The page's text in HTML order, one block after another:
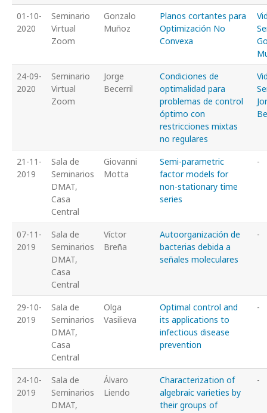
01-10-
2020
Seminario
Virtual
Zoom
Gonzalo
Muñoz
Planos cortantes para
Optimización No
Convexa
24-09-
2020
Seminario
Virtual
Zoom
Jorge
Becerril
Condiciones de
optimalidad para
problemas de control
óptimo con
restricciones mixtas
no regulares
21-11-
2019
Sala de
Seminarios
DMAT,
Casa
Central
Giovanni
Motta
Semi-parametric
factor models for
non-stationary time
series
-
07-11-
2019
Sala de
Seminarios
DMAT,
Casa
Central
Víctor
Breña
Autoorganización de
bacterias debida a
señales moleculares
-
29-10-
2019
Sala de
Seminarios
DMAT,
Casa
Central
Olga
Vasilieva
Optimal control and
its applications to
infectious disease
prevention
-
24-10-
2019
Sala de
Seminarios
DMAT,
Álvaro
Liendo
Characterization of
algebraic varieties by
their groups of
-